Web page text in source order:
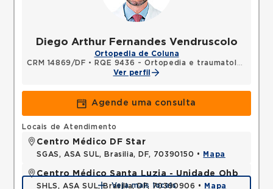
Diego Arthur Fernandes Vendruscolo
Ortopedia de Coluna
CRM 14869/DF •
RQE 9436 - Ortopedia e traumatologia
Ver perfil
Agende uma consulta
Locais de Atendimento
Centro Médico DF Star
SGAS, ASA SUL, Brasilia, DF, 70390150 • Mapa
Centro Médico Santa Luzia - Unidade Ohb
SHLS, ASA SUL, Brasilia, DF, 70390906 • Mapa
Veja mais locais